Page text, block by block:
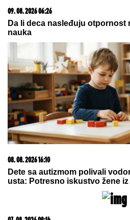
Paparaco: Uhvatili smo
"MNOGO SAM
MIRU"
sa
koštane srži,